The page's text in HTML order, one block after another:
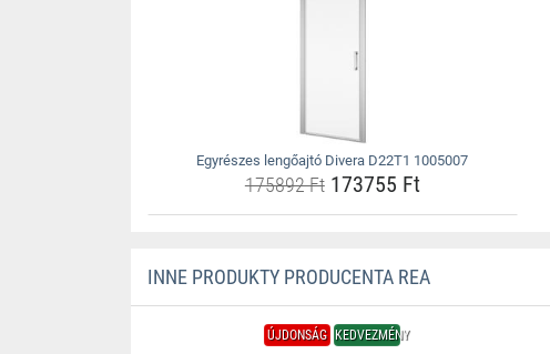
Egyrészes lengőajtó Divera D22T1 1005007
175892 Ft173755 Ft
INNE PRODUKTY PRODUCENTA REA
ÚJDONSÁG KEDVEZMÉNY